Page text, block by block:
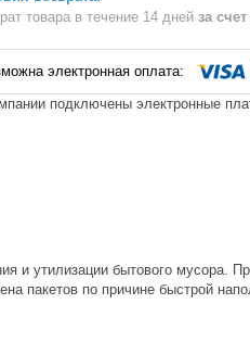
товара в течение 14 дней за
подключены электронные
и утилизации бытового мусора.
пакетов по причине быстрой